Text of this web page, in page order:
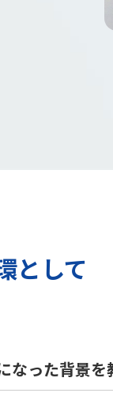
として
った背景を